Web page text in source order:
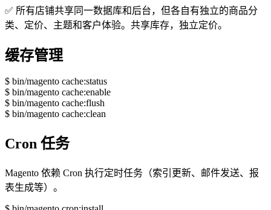
✅ 所有店铺共享同一数据库和后台，但各自有独立的商品分
类、定价、主题和客户体验。共享库存，独立定价。
缓存管理
$ bin/magento cache:status
$ bin/magento cache:enable
$ bin/magento cache:flush
$ bin/magento cache:clean
Cron 任务
Magento 依赖 Cron 执行定时任务（索引更新、邮件发送、报
表生成等）。